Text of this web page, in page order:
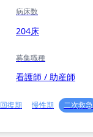
病床数
204床
募集職種
看護師 / 助産師
回復期 慢性期
二次救急